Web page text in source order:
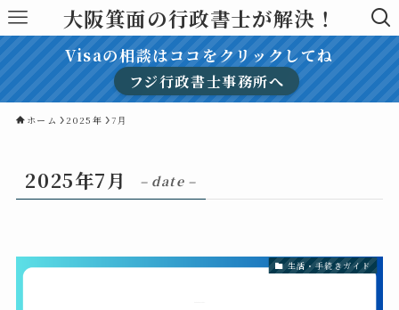
大阪箕面の行政書士が解決！
Visaの相談はココをクリックしてね
フジ行政書士事務所へ
ホーム 2025年 7月
2025年7月 – date –
生活・手続きガイド